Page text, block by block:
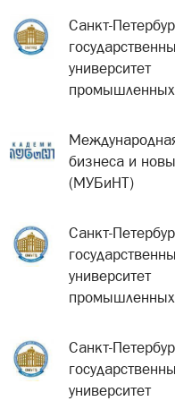
Санкт-
университет
бизнеса и
(МУБиНТ)
Санкт-
университет
Санкт-
университет